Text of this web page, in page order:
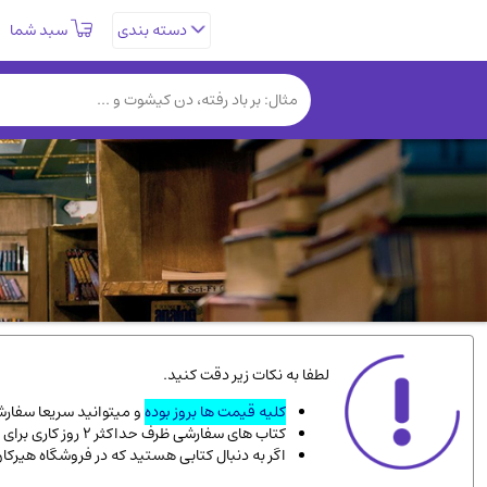
دسته بندی سبد شما
کتب نادر و کمیاب(19)
فلسفه و جامعه شناسی(151)
دانشگاهی و آموزشی(534)
ورزشی و تربیت بدنی
سیاسی(116)
کتاب های مصور رنگی و گلاسه(23)
دایره المعارف و فرهنگ
سینما و فیلم
زندگینامه شهدا
لطفا به نکات زیر دقت کنید.
کلیه قیمت ها بروز بودهو میتوانید سریعا
کتاب های سفارشی ظرف حداکثر 2 روز کاری برای پست پیشتاز، و 3 روز کاری برای پست سفارشی، به دست شما میرسد.
اگر به دنبال کتابی هستید که در فروشگاه